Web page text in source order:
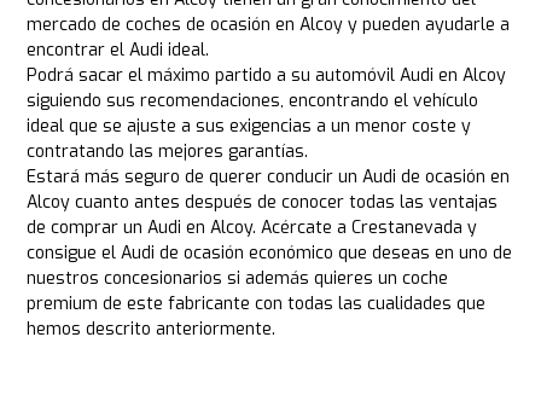
mercado de coches de ocasión en Alcoy y pueden ayudarle a
encontrar el Audi ideal.
Podrá sacar el máximo partido a su automóvil Audi en Alcoy
siguiendo sus recomendaciones, encontrando el vehículo
ideal que se ajuste a sus exigencias a un menor coste y
contratando las mejores garantías.
Estará más seguro de querer conducir un Audi de ocasión en
Alcoy cuanto antes después de conocer todas las ventajas
de comprar un Audi en Alcoy. Acércate a Crestanevada y
consigue el Audi de ocasión económico que deseas en uno de
nuestros concesionarios si además quieres un coche
premium de este fabricante con todas las cualidades que
hemos descrito anteriormente.